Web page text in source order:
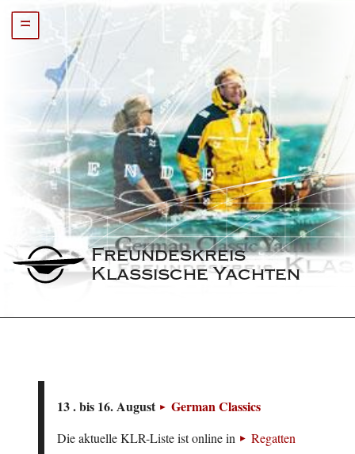
=
Freundeskreis
Klassische Yachten
13 . bis 16. August German Classics
Die aktuelle KLR-Liste ist online in
Regatten